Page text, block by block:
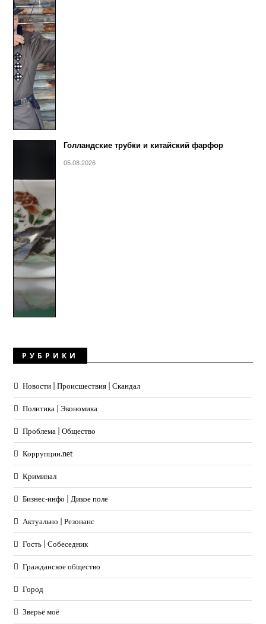
Голландские трубки и китайский фарфор
05.08.2026
РУБРИКИ
Новости | Происшествия | Скандал
Политика | Экономика
Проблема | Общество
Коррупции.net
Криминал
Бизнес-инфо | Дикое поле
Актуально | Резонанс
Гость | Собеседник
Гражданское общество
Город
Зверьё моё